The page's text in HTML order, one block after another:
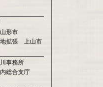
形市
地拡張 上山市
事務所
総合支庁